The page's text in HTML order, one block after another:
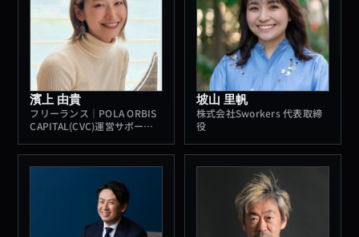
濱上 由貴
フリーランス｜POLA ORBIS
CAPITAL(CVC)運営サポート
坡山 里帆
株式会社Sworkers 代表取締
役